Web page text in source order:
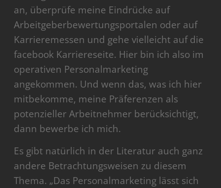
an, überprüfe meine Eindrücke auf
Arbeitgeberbewertungsportalen oder auf
Karrieremessen und gehe vielleicht auf die
facebook Karriereseite. Hier bin ich also im
operativen Personalmarketing
angekommen. Und wenn das, was ich hier
mitbekomme, meine Präferenzen als
potenzieller Arbeitnehmer berücksichtigt,
dann bewerbe ich mich.
Es gibt natürlich in der Literatur auch ganz
andere Betrachtungsweisen zu diesem
Thema. „Das Personalmarketing lässt sich